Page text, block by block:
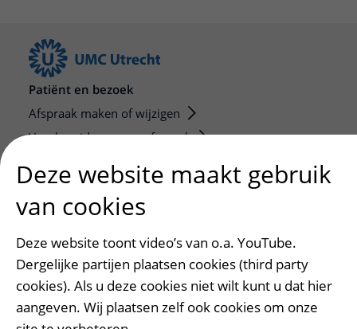
Patiënt en bezoek
Afspraak maken of wijzigen
Voorbereiden op uw afspraak
Wijzigen patiëntgegevens
Opvragen kopie dossier
Bezoektijden
Onderwijs en onderzoek
Onze opleidingen
De Nieuwe Utrechtse School
Stage en opleidingsplaatsen
Deze website maakt gebruik
van cookies
Deze website toont video’s van o.a. YouTube.
Dergelijke partijen plaatsen cookies (third party
cookies). Als u deze cookies niet wilt kunt u dat hier
aangeven. Wij plaatsen zelf ook cookies om onze